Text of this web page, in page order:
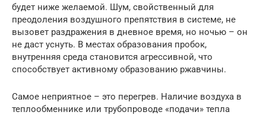
будет ниже желаемой. Шум, свойственный для
преодоления воздушного препятствия в системе, не
вызовет раздражения в дневное время, но ночью – он
не даст уснуть. В местах образования пробок,
внутренняя среда становится агрессивной, что
способствует активному образованию ржавчины.
Самое неприятное – это перегрев. Наличие воздуха в
теплообменнике или трубопроводе «подачи» тепла